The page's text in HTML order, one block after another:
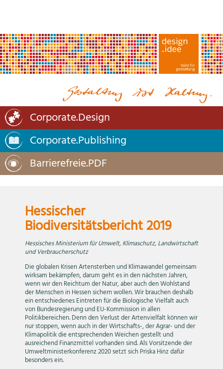
Corporate.Design
Corporate.Publishing
Barrierefreie.PDF
Hessischer
Biodiversitätsbericht 2019
Hessisches Ministerium für Umwelt, Klimaschutz, Landwirtschaft
und Verbraucherschutz
Die globalen Krisen Artensterben und Klimawandel gemeinsam
wirksam bekämpfen, darum geht es in den nächsten Jahren,
wenn wir den Reichtum der Natur, aber auch den Wohlstand
der Menschen in Hessen sichern wollen. Wir brauchen deshalb
ein entschiedenes Eintreten für die Biologische Vielfalt auch
von Bundesregierung und EU-Kommission in allen
Politikbereichen. Denn den Verlust der Artenvielfalt können wir
nur stoppen, wenn auch in der Wirtschafts-, der Agrar- und der
Klimapolitik die entsprechenden Weichen gestellt und
ausreichend Finanzmittel vorhanden sind. Als Vorsitzende der
Umweltministerkonferenz 2020 setzt sich Priska Hinz dafür
besonders ein.